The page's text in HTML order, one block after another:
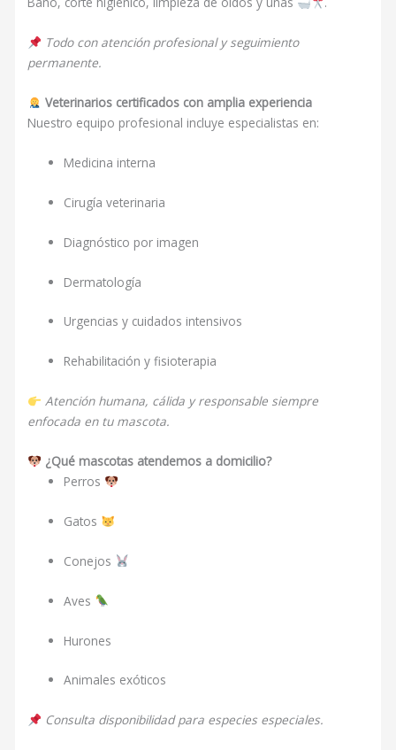
Todo con atención profesional y seguimiento
permanente.
Veterinarios certificados con amplia experiencia
Nuestro equipo profesional incluye especialistas en:
Medicina interna
Cirugía veterinaria
Diagnóstico por imagen
Dermatología
Urgencias y cuidados intensivos
Rehabilitación y fisioterapia
Atención humana, cálida y responsable siempre
enfocada en tu mascota.
¿Qué mascotas atendemos a domicilio?
Perros
Gatos
Conejos
Aves
Hurones
Animales exóticos
Consulta disponibilidad para especies especiales.